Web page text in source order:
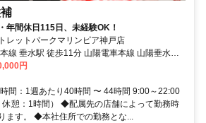
年間休日115日、未経験OK！
ットパークマリンピア神戸店
線 垂水駅 徒歩11分 山陽電車本線 山陽垂水駅
駅 車5分
円
間：1週あたり40時間 〜 44時間 9:00～22:00
休憩：1時間） ◆配属先の店舗によって勤務時
ます。 ◆本社住所での勤務とな...